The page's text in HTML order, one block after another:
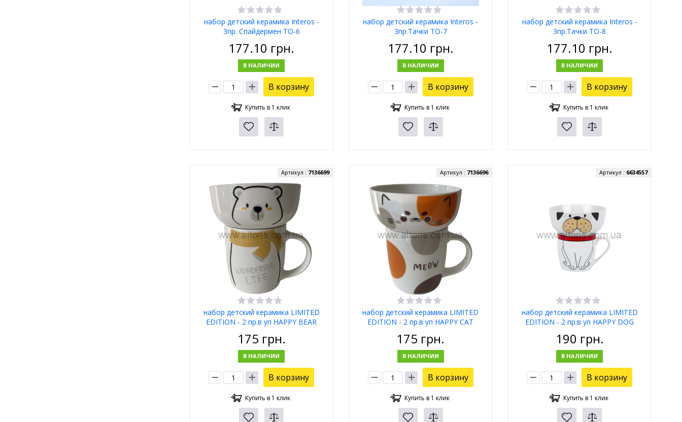
набор детский керамика Interos -
3пр. Спайдермен TO-6
177.10 грн.
В НАЛИЧИИ
В корзину
Купить в 1 клик
набор детский керамика Interos -
3пр.Тачки TO-7
177.10 грн.
В НАЛИЧИИ
В корзину
Купить в 1 клик
набор детский керамика Interos -
3пр.Тачки TO-8
177.10 грн.
В НАЛИЧИИ
В корзину
Купить в 1 клик
набор детский керамика LIMITED
EDITION - 2 пр.в уп HAPPY BEAR
Артикул : 7136699
175 грн.
В НАЛИЧИИ
В корзину
Купить в 1 клик
набор детский керамика LIMITED
EDITION - 2 пр.в уп HAPPY CAT
Артикул : 7136696
175 грн.
В НАЛИЧИИ
В корзину
Купить в 1 клик
набор детский керамика LIMITED
EDITION - 2 пр.в уп HAPPY DOG
Артикул : 6634557
190 грн.
В НАЛИЧИИ
В корзину
Купить в 1 клик